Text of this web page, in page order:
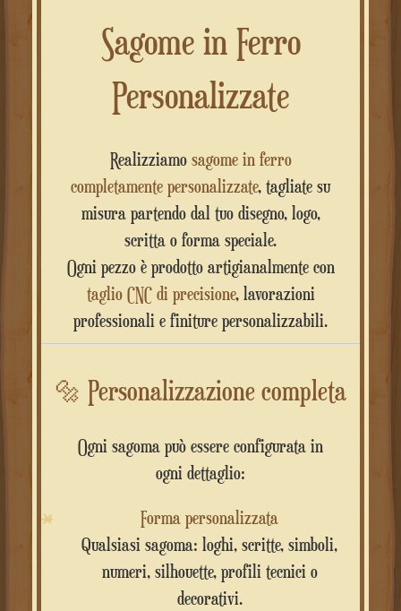
Sagome in Ferro
Personalizzate
Realizziamo sagome in ferro
completamente personalizzate, tagliate su
misura partendo dal tuo disegno, logo,
scritta o forma speciale.
Ogni pezzo è prodotto artigianalmente con
taglio CNC di precisione, lavorazioni
professionali e finiture personalizzabili.
🔩 Personalizzazione completa
Ogni sagoma può essere configurata in
ogni dettaglio:
Forma personalizzata
Qualsiasi sagoma: loghi, scritte, simboli,
numeri, silhouette, profili tecnici o
decorativi.